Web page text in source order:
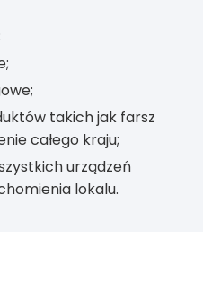
takich jak farsz
całego kraju;
urządzeń
lokalu.